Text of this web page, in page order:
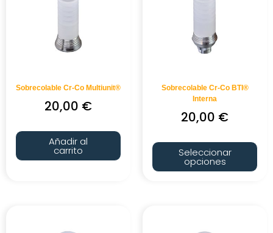
Sobrecolable Cr-Co Multiunit®
20,00 €
Añadir al
carrito
Sobrecolable Cr-Co BTI®
Interna
20,00 €
Seleccionar
opciones